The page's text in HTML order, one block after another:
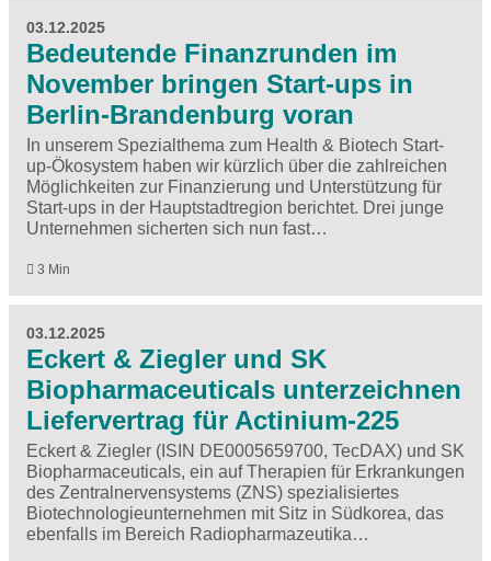
03.12.2025
Bedeutende Finanzrunden im
November bringen Start-ups in
Berlin-Brandenburg voran
In unserem Spezialthema zum Health & Biotech Start-
up-Ökosystem haben wir kürzlich über die zahlreichen
Möglichkeiten zur Finanzierung und Unterstützung für
Start-ups in der Hauptstadtregion berichtet. Drei junge
Unternehmen sicherten sich nun fast…
3 Min
03.12.2025
Eckert & Ziegler und SK
Biopharmaceuticals unterzeichnen
Liefervertrag für Actinium-225
Eckert & Ziegler (ISIN DE0005659700, TecDAX) und SK
Biopharmaceuticals, ein auf Therapien für Erkrankungen
des Zentralnervensystems (ZNS) spezialisiertes
Biotechnologieunternehmen mit Sitz in Südkorea, das
ebenfalls im Bereich Radiopharmazeutika…